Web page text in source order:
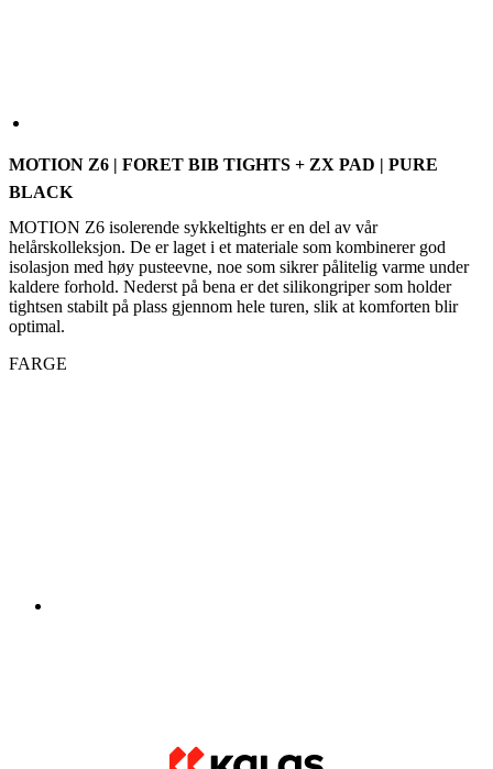
MOTION Z6 isolerende sykkeltights er en del av vår
isolasjon med høy pusteevne, noe som sikrer pålitelig varme under
kaldere forhold. Nederst på bena er det silikongriper som holder
optimal.
FARGE